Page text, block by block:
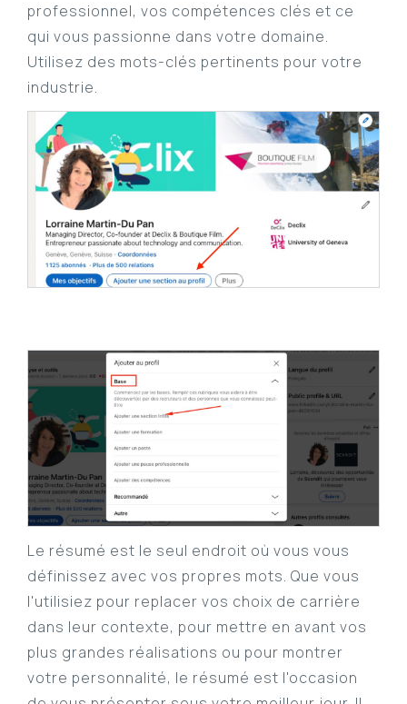
professionnel, vos compétences clés et ce
qui vous passionne dans votre domaine.
Utilisez des mots-clés pertinents pour votre
industrie.
Le résumé est le seul endroit où vous vous
définissez avec vos propres mots. Que vous
l'utilisiez pour replacer vos choix de carrière
dans leur contexte, pour mettre en avant vos
plus grandes réalisations ou pour montrer
votre personnalité, le résumé est l'occasion